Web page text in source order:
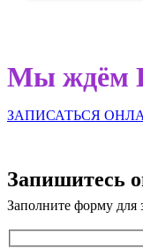
Мы ждём
ЗАПИСАТЬСЯ
Запишитесь
Заполните форму для